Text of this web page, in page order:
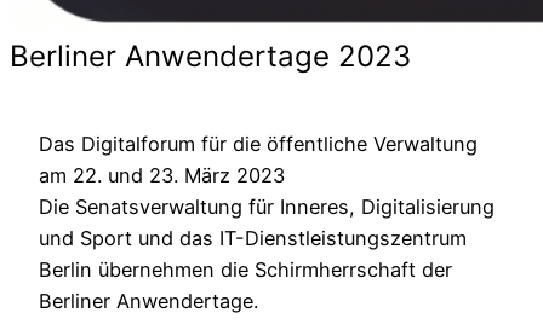
Berliner Anwendertage 2023
Das Digitalforum für die öffentliche Verwaltung
am 22. und 23. März 2023
Die Senatsverwaltung für Inneres, Digitalisierung
und Sport und das IT-Dienstleistungszentrum
Berlin übernehmen die Schirmherrschaft der
Berliner Anwendertage.